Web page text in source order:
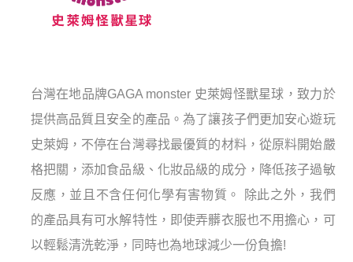
台灣在地品牌GAGA monster 史萊姆怪獸星球，致力於
提供高品質且安全的產品。為了讓孩子們更加安心遊玩
史萊姆，不停在台灣尋找最優質的材料，從原料開始嚴
格把關，添加食品級、化妝品級的成分，降低孩子過敏
反應，並且不含任何化學有害物質。 除此之外，我們
的產品具有可水解特性，即使弄髒衣服也不用擔心，可
以輕鬆清洗乾淨，同時也為地球減少一份負擔!